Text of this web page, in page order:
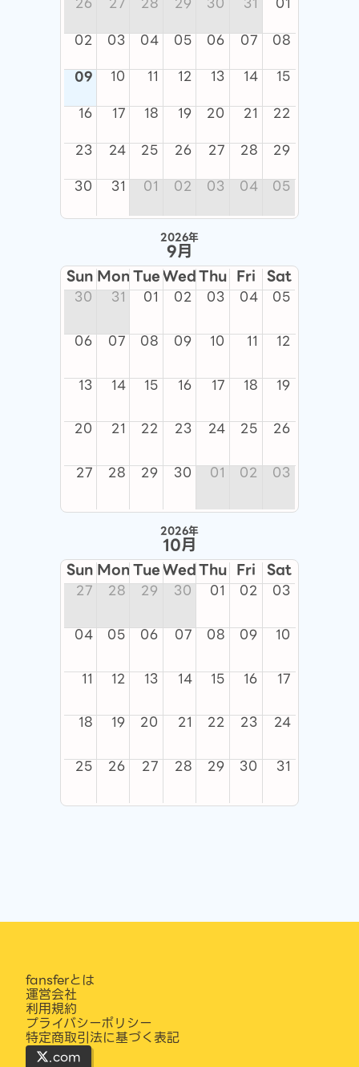
02
03 04 05 06 07
08
09
10 11 12 13 14
15
16
17 18 19 20 21
22
23
24 25 26 27 28
29
30
31 01 02 03 04 05
2026年
9月
SunMonTueWedThu Fri Sat
30 31 01 02 03 04 05
06 07 08 09 10 11 12
13 14 15 16 17 18 19
20 21 22 23 24 25 26
27 28 29 30 01 02 03
2026年
10月
SunMonTueWedThu Fri Sat
27 28 29 30 01 02 03
04 05 06 07 08 09 10
11 12 13 14 15 16 17
18 19 20 21 22 23 24
25 26 27 28 29 30 31
fansferとは
運営会社
利用規約
プライバシーポリシー
特定商取引法に基づく表記
.com